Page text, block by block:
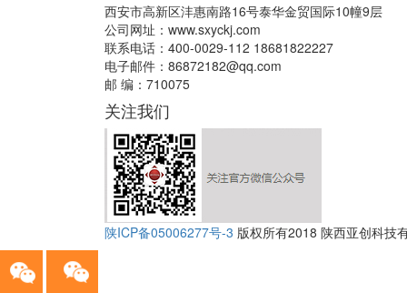
西安市高新区沣惠南路16号泰华金贸国际10幢9层
公司网址：www.sxyckj.com
联系电话：400-0029-112 18681822227
电子邮件：86872182@qq.com
邮 编：710075
关注我们
陕ICP备05006277号-3 版权所有2018 陕西亚创科技